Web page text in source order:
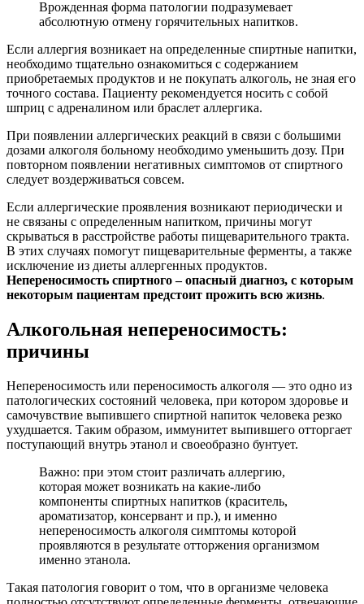
исключение из диеты аллергенных продуктов.
Непереносимость спиртного – опасный диагноз, с которым
Алкогольная непереносимость:
причины
Непереносимость или переносимость алкоголя — это одно из
патологических состояний человека, при котором здоровье и
самочувствие выпившего спиртной напиток человека резко
ухудшается. Таким образом, иммунитет выпившего отторгает
поступающий внутрь этанол и своеобразно бунтует.
Важно: при этом стоит различать аллергию,
которая может возникать на какие-либо
компоненты спиртных напитков (краситель,
ароматизатор, консервант и пр.), и именно
непереносимость алкоголя симптомы которой
проявляются в результате отторжения организмом
именно этанола.
Такая патология говорит о том, что в организме человека
за переработку (расщепление и нейтрализацию этанола).
очень много и они менее склонны к алкоголизму. То есть,
южане не спиваются. В то время как жители северных частей
света имеют критически малый процент ферментов, что
говорит об их склонности к заболеванию алкоголизмом. Так,
россияне, финны, норвежцы и другие народности спиваются
Стоит знать, что при нехватке такого фермента все продукты
распада этанола собираются во внутренних органах, системах
и тканях организма, вызывая токсический шок у выпившего.
Помимо нехватки фермента врожденного типа основными
причинами алкогольного неприятия являются:
Отношение человека к определенной этнической